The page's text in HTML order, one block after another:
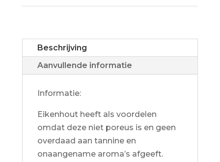
Beschrijving
Aanvullende informatie
Informatie:
Eikenhout heeft als voordelen
omdat deze niet poreus is en geen
overdaad aan tannine en
onaangename aroma’s afgeeft.